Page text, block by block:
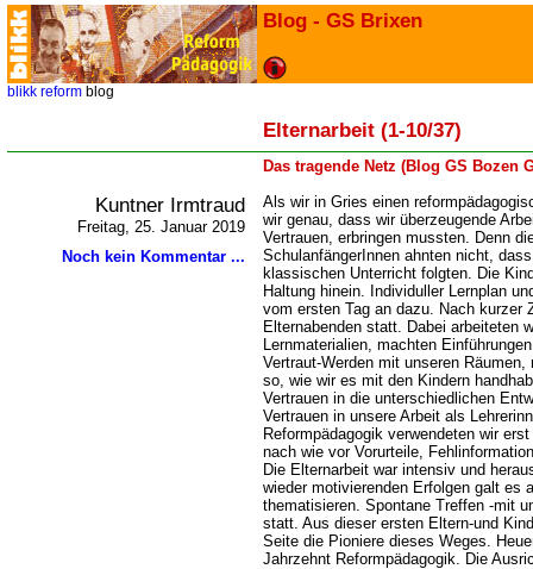
Blog - GS Brixen
blikk reform blog
Elternarbeit (1-10/37)
Das tragende Netz (Blog GS Bozen
Kuntner Irmtraud
Freitag, 25. Januar 2019
Noch kein Kommentar ...
Als wir in Gries einen
wir genau, dass wir überzeugende
Vertrauen, erbringen mussten. Denn
SchulanfängerInnen ahnten nicht,
klassischen Unterricht folgten. Die
Haltung hinein. Individuller Lernplan
vom ersten Tag an dazu. Nach kurzer
Elternabenden statt. Dabei arbeiteten
Lernmaterialien, machten
Vertraut-Werden mit unseren
so, wie wir es mit den Kindern
Vertrauen in die unterschiedlichen
Vertrauen in unsere Arbeit als
Reformpädagogik verwendeten wir
nach wie vor Vorurteile,
Die Elternarbeit war intensiv und
wieder motivierenden Erfolgen galt es
thematisieren. Spontane Treffen -mit
statt. Aus dieser ersten Eltern-und
Seite die Pioniere dieses Weges.
Jahrzehnt Reformpädagogik. Die